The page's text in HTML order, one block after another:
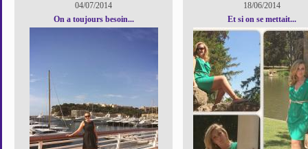
04/07/2014
On a toujours besoin...
18/06/2014
Et si on se mettait...